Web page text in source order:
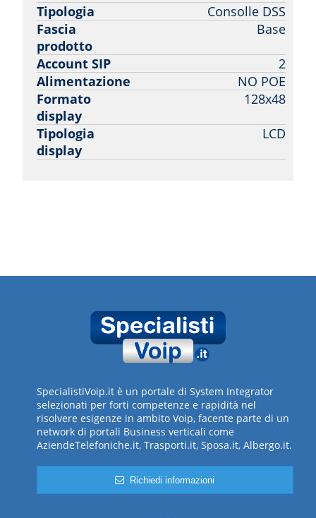
Tipologia
Consolle DSS
Fascia
prodotto
Base
Account SIP
2
Alimentazione
NO POE
Formato
display
128x48
Tipologia
display
LCD
SpecialistiVoip.it è un portale di System Integrator
selezionati per forti competenze e rapidità nel
risolvere esigenze in ambito Voip, facente parte di un
network di portali Business verticali come
AziendeTelefoniche.it, Trasporti.it, Sposa.it, Albergo.it.
Richiedi informazioni